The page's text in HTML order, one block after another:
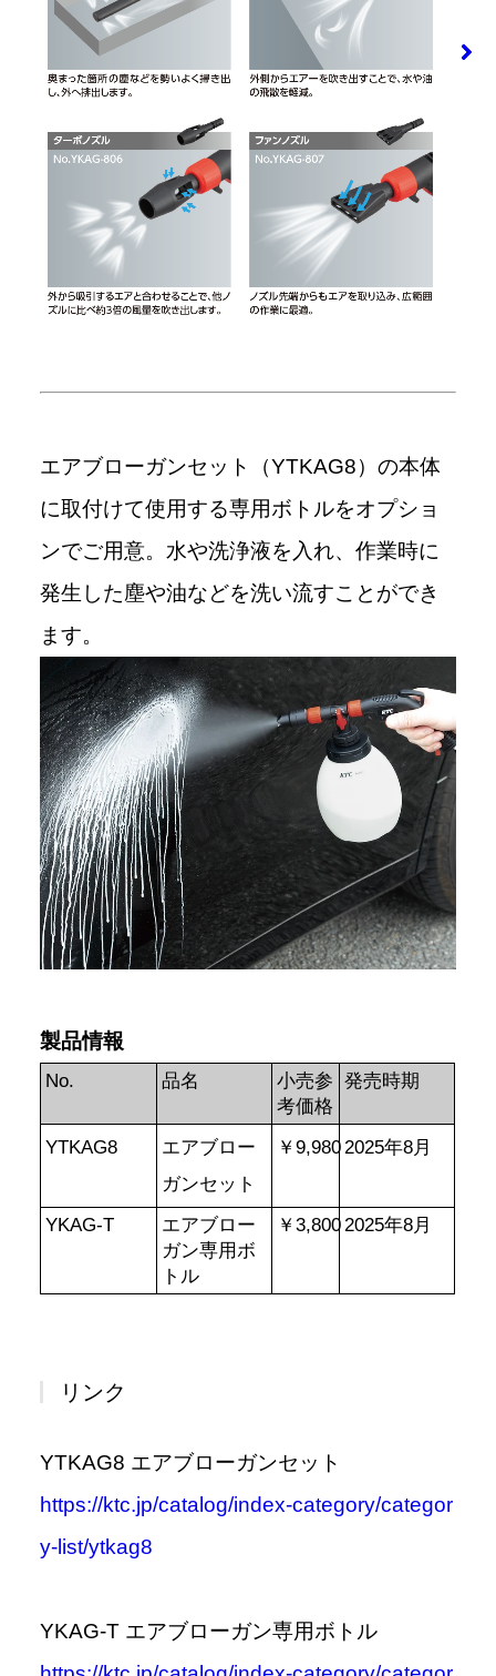
エアブローガンセット（YTKAG8）の本体
に取付けて使用する専用ボトルをオプショ
ンでご用意。水や洗浄液を入れ、作業時に
発生した塵や油などを洗い流すことができ
ます。
製品情報
No. 品名
小売参
考価格
発売時期
YTKAG8
エアブロー
ガンセット
￥9,9802025年8月
YKAG-T
エアブロー
ガン専用ボ
トル
￥3,8002025年8月
リンク
YTKAG8 エアブローガンセット
https://ktc.jp/catalog/index-category/categor
y-list/ytkag8
YKAG-T エアブローガン専用ボトル